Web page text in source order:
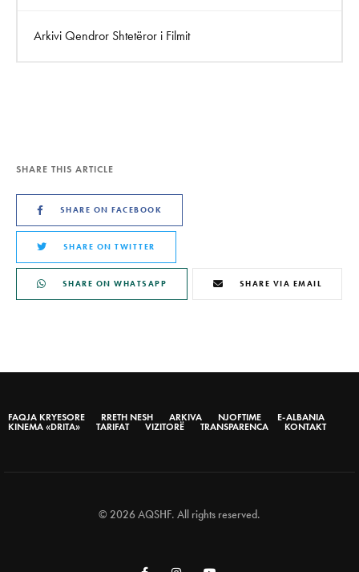
Arkivi Qendror Shtetëror i Filmit
SHARE THIS ARTICLE
SHARE ON FACEBOOK
SHARE ON TWITTER
SHARE ON WHATSAPP SHARE VIA EMAIL
FAQJA KRYESORE RRETH NESH ARKIVA NJOFTIME
E-ALBANIA
KINEMA «DRITA»
TARIFAT VIZITORË TRANSPARENCA KONTAKT
© 2026 AQSHF. All rights reserved.